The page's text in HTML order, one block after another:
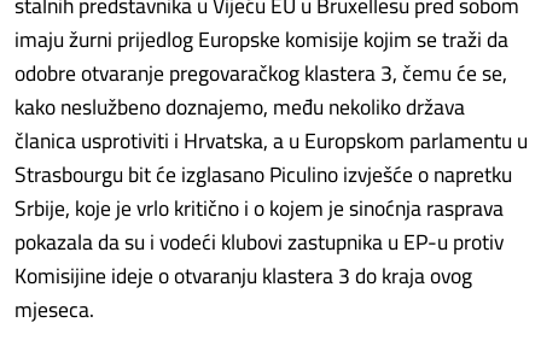
imaju žurni prijedlog Europske komisije kojim se traži da
odobre otvaranje pregovaračkog klastera 3, čemu će se,
kako neslužbeno doznajemo, među nekoliko država
članica usprotiviti i Hrvatska, a u Europskom parlamentu u
Strasbourgu bit će izglasano Piculino izvješće o napretku
Srbije, koje je vrlo kritično i o kojem je sinoćnja rasprava
pokazala da su i vodeći klubovi zastupnika u EP-u protiv
Komisijine ideje o otvaranju klastera 3 do kraja ovog
mjeseca.